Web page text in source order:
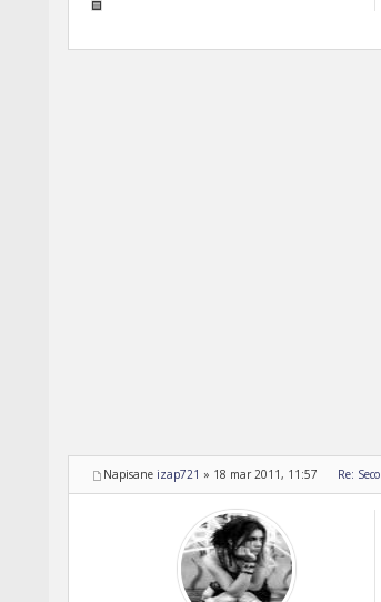
Napisane izap721 » 18 mar 2011, 11:57 Re: